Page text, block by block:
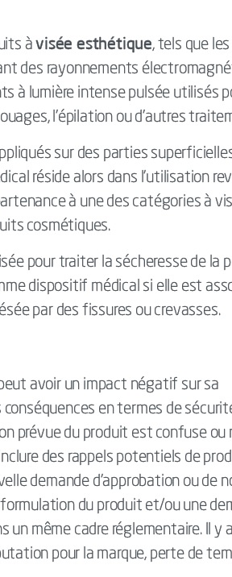
àvisée esthétique, tels que
des rayonnements
à lumière intense pulsée utilisés
l’épilation ou d’autres
sur des parties
réside alors dans l’utilisation
à une des catégories à
cosmétiques.
pour traiter la sécheresse de la
dispositif médical si elle est
par des fissures ou crevasses.
avoir un impact négatif sur sa
en termes de
prévue du produit est confuse ou
des rappels potentiels de
demande d'approbation ou de
du produit et/ou une
même cadre réglementaire. Il y
pour la marque, perte de